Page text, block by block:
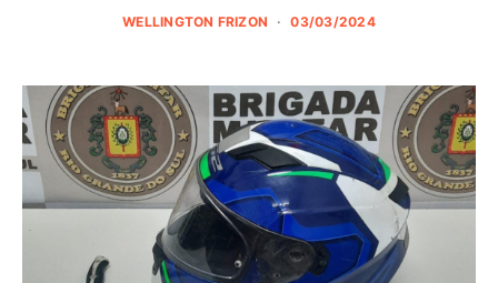
WELLINGTON FRIZON 03/03/2024